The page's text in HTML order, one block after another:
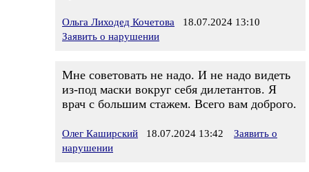
Ольга Лиходед Кочетова 18.07.2024 13:10
Заявить о нарушении
Мне советовать не надо. И не надо видеть
из-под маски вокруг себя дилетантов. Я
врач с большим стажем. Всего вам доброго.
Олег Каширский 18.07.2024 13:42
Заявить о
нарушении